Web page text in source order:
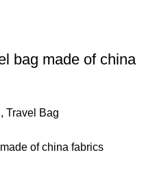
bag made of china
, Travel Bag
of china fabrics